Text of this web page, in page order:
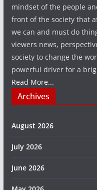
mindset of the people
front of the society that
we can and must do
viewers news,
society to change the
powerful driver for a
Read More...
Archives
August 2026
July 2026
June 2026